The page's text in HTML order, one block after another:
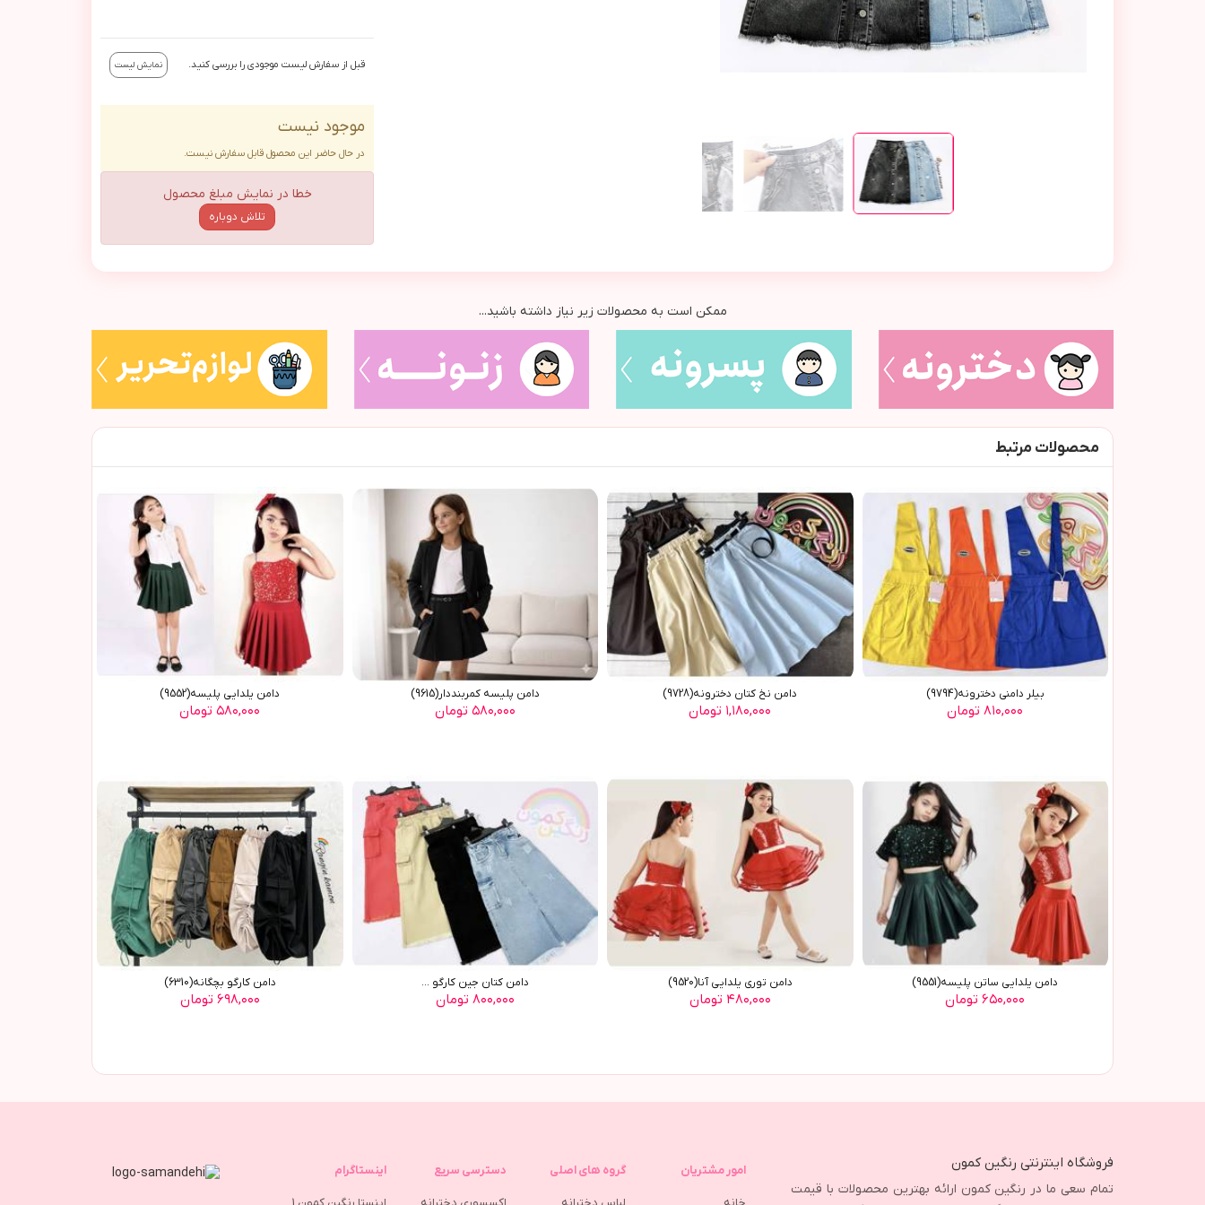
قبل از سفارش لیست موجودی را بررسی کنید. نمایش لیست
موجود نیست
در حال حاضر این محصول قابل سفارش نیست.
خطا در نمایش مبلغ محصول
تلاش دوباره
ممکن است به محصولات زیر نیاز داشته باشید...
محصولات مرتبط
بیلر دامنی دخترونه(9794)
۸۱۰,۰۰۰ تومان
دامن نخ کتان دخترونه(9728)
۱,۱۸۰,۰۰۰ تومان
دامن پليسه کمربنددار(9615)
۵۸۰,۰۰۰ تومان
دامن يلدايي پليسه(9552)
۵۸۰,۰۰۰ تومان
دامن يلدايي ساتن پليسه(9551)
۶۵۰,۰۰۰ تومان
دامن توري يلدايي آنا(9520)
۴۸۰,۰۰۰ تومان
دامن کتان جین کارگو ...
۸۰۰,۰۰۰ تومان
دامن کارگو بچگانه(6310)
۶۹۸,۰۰۰ تومان
فروشگاه اینترنتی رنگین کمون
تمام سعی ما در رنگین کمون ارائه بهترین محصولات با قیمت
امور مشتریان گروه های اصلی دسترسی سریع اینستاگرام